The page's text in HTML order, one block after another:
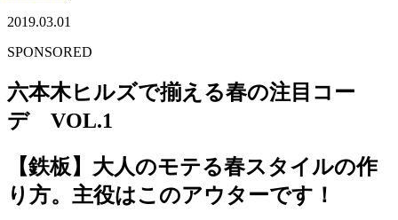
2019.03.01
SPONSORED
六本木ヒルズで揃える春の注目コー
デ VOL.1
【鉄板】大人のモテる春スタイルの作
り方。主役はこのアウターです！